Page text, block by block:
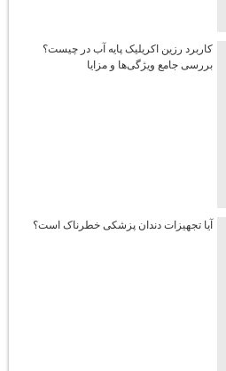
کاربرد رزین اکریلیک پایه آب در چیست؟
بررسی جامع ویژگی‌ها و مزایا
آیا تجهیزات دندان پزشکی خطرناک است؟